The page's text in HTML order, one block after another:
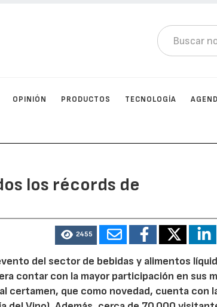
OPINIÓN PRODUCTOS TECNOLOGÍA
los récords de
2455
del sector de bebidas y alimentos
contar con la mayor participación en sus
certamen, que como novedad, cuenta con